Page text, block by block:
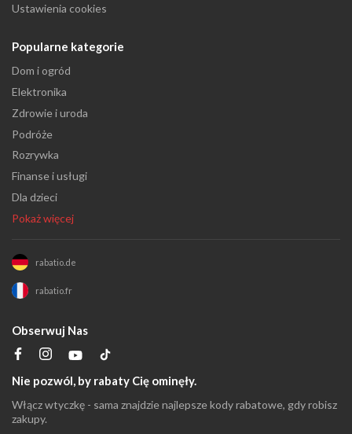
Ustawienia cookies
Popularne kategorie
Dom i ogród
Elektronika
Zdrowie i uroda
Podróże
Rozrywka
Finanse i usługi
Dla dzieci
Pokaż więcej
rabatio.de
rabatio.fr
Obserwuj Nas
Nie pozwól, by rabaty Cię ominęły.
Włącz wtyczkę - sama znajdzie najlepsze kody rabatowe, gdy robisz
zakupy.